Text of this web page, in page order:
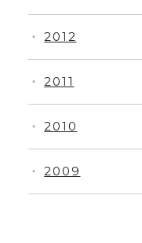
・ 2009
・ 2010
・ 2011
・ 2012